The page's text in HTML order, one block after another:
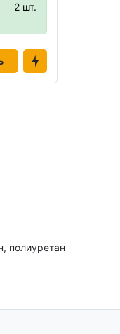
2 шт.
полиуретан